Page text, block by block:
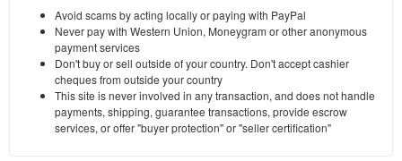
Avoid scams by acting locally or paying with PayPal
Never pay with Western Union, Moneygram or other anonymous
payment services
Don't buy or sell outside of your country. Don't accept cashier
cheques from outside your country
This site is never involved in any transaction, and does not handle
payments, shipping, guarantee transactions, provide escrow
services, or offer "buyer protection" or "seller certification"